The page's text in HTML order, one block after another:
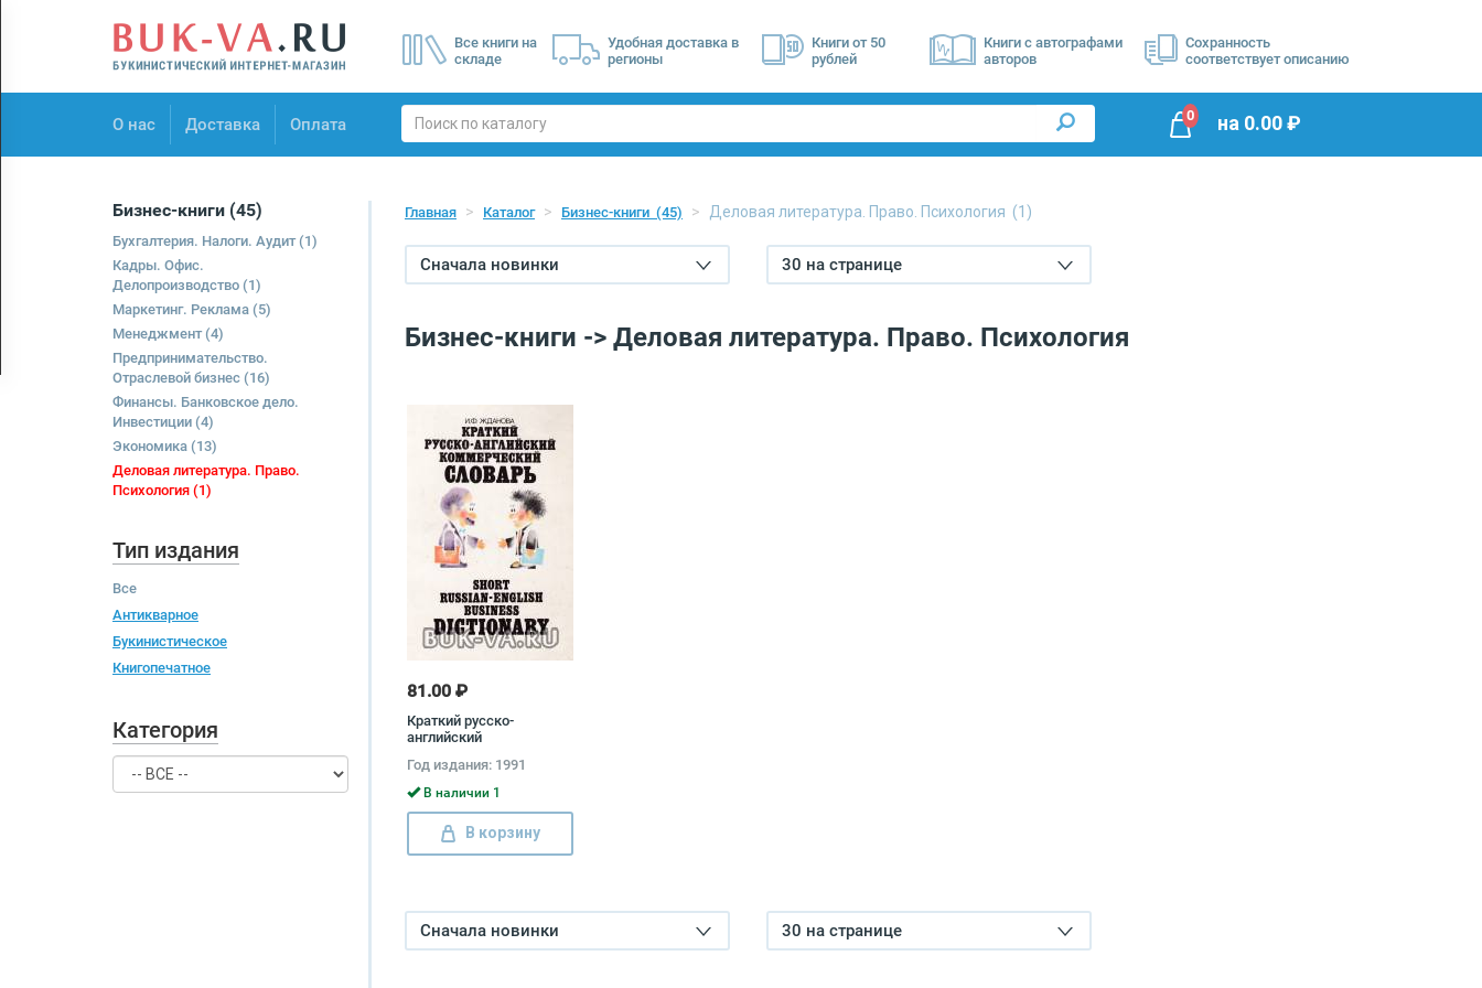
Все книги на
складе
Удобная доставка в
регионы
Книги от 50
рублей
Книги с автографами
авторов
Сохранность
соответствует описанию
О нас Доставка Оплата
О нас
0 на 0.00₽
Бизнес-книги (45)
Бухгалтерия. Налоги. Аудит(1)
Кадры. Офис.
Делопроизводство (1)
Маркетинг. Реклама (5)
Менеджмент(4)
Предпринимательство.
Отраслевой бизнес (16)
Финансы. Банковское дело.
Инвестиции (4)
Экономика (13)
Деловая литература. Право.
Психология (1)
Тип издания
Все
Антикварное
Букинистическое
Книгопечатное
Категория
Главная Каталог Бизнес-книги (45) Деловая литература. Право. Психология (1)
Сначала новинки 30 на странице
Бизнес-книги -> Деловая литература. Право. Психология
81.00 ₽
Краткий русско-
английский
Short Russian-English
Business Dictionary
Год издания: 1991
В наличии 1
В корзину
Сначала новинки 30 на странице